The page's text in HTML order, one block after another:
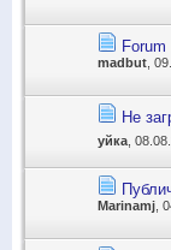
madbut ,
Не
уйка ,
Marinamj ,